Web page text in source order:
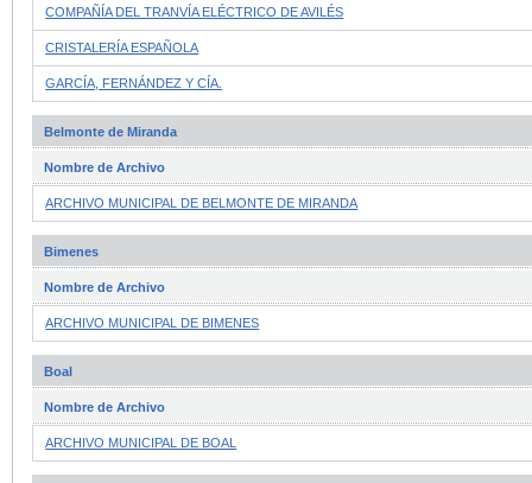
COMPAÑÍA DEL TRANVÍA ELÉCTRICO DE AVILÉS
CRISTALERÍA ESPAÑOLA
GARCÍA, FERNÁNDEZ Y CÍA.
Belmonte de Miranda
Nombre de Archivo
ARCHIVO MUNICIPAL DE BELMONTE DE MIRANDA
Bimenes
Nombre de Archivo
ARCHIVO MUNICIPAL DE BIMENES
Boal
Nombre de Archivo
ARCHIVO MUNICIPAL DE BOAL